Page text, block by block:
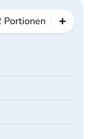
Portionen +